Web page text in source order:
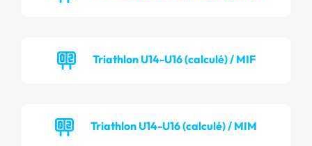
Triathlon U14-U16 (calculé) / MIF
Triathlon U14-U16 (calculé) / MIM